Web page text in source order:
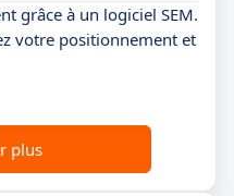
grâce à un logiciel SEM.
votre positionnement et
plus